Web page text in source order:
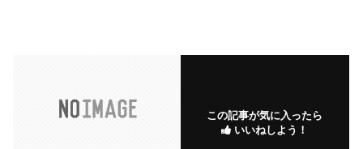
この記事が気に入ったら
いいねしよう！